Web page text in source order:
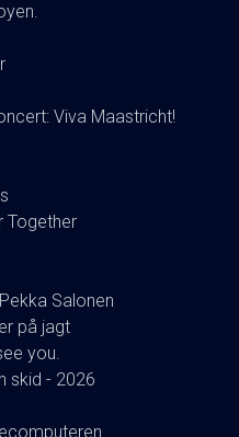
Viva Maastricht!
Together
Salonen
på jagt
you.
skid - 2026